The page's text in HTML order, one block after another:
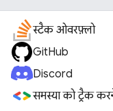
स्टैक ओवरफ़्लो
GitHub
Discord
समस्या को ट्रैक